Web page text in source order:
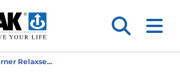
Relaxse...